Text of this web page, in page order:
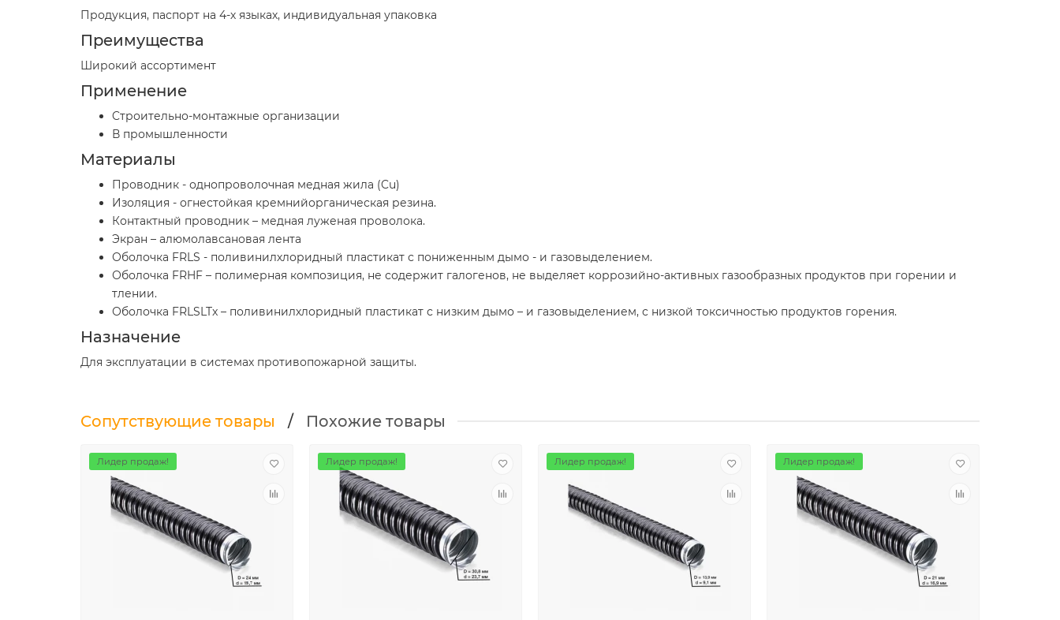
Продукция, паспорт на 4-х языках, индивидуальная упаковка
Преимущества
Широкий ассортимент
Применение
Cтроительно-монтажные организации
В промышленности
Материалы
Проводник - однопроволочная медная жила (Cu)
Изоляция - огнестойкая кремнийорганическая резина.
Контактный проводник – медная луженая проволока.
Экран – алюмолавсановая лента
Оболочка FRLS - поливинилхлоридный пластикат с пониженным дымо - и газовыделением.
Оболочка FRHF – полимерная композиция, не содержит галогенов, не выделяет коррозийно-активных газообразных продуктов при горении и
тлении.
Оболочка FRLSLTx – поливинилхлоридный пластикат с низким дымо – и газовыделением, с низкой токсичностью продуктов горения.
Назначение
Для эксплуатации в системах противопожарной защиты.
Сопутствующие товары / Похожие товары
Лидер продаж! Лидер продаж! Лидер продаж! Лидер продаж!